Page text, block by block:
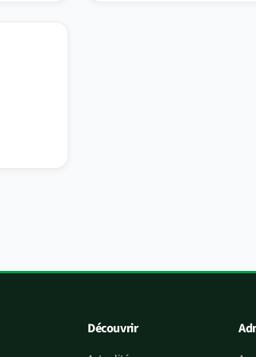
Découvrir